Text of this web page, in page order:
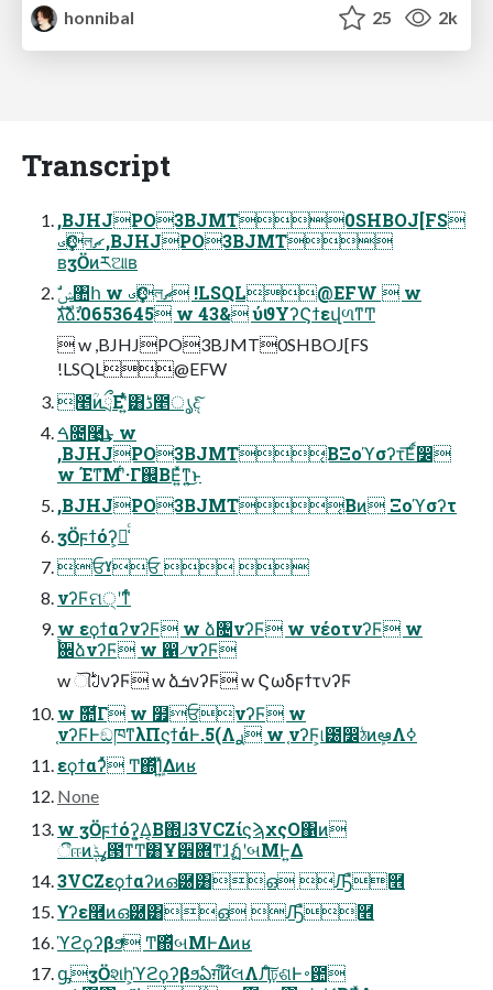
honnibal
25 2k
Transcript
,BJHJPO3BJMT0SHBOJ[FS
ࣉҪলޗ ,BJHJPO3BJMT
ʙӡӦͷཪଆʙ
גࣜձࣾ:0653645 w 43& ύϑΥʔϚϯεվળͳͲ
 w ,BJHJPO3BJMT0SHBOJ[FS
!LSQL@EFW
೥ؒͷྲྀΕʹ͍ͭͯ͸ڈ೥ൃදͨ͠
ࠓ೔࿩͢͜ͱ w
,BJHJPO3BJMT͔ΒΞοϓσʔτ͞Εͨࠩ෼
w Έͳ͞Μʹ͋·Γ஌ΒΕ͍ͯͳ͍͜ͱ
,BJHJPO3BJMT͔Βͷ Ξοϓσʔτ
ӡӦϝϯόʔ͕૿͑ͨ
ਓˠਓ  
νʔϜମ੍ʹͳͬͨ
w εϙϯαʔνʔϜ w ձ৔νʔϜ w νέοτνʔϜ w
࠙਌ձνʔϜ w ഑৴νʔϜ
w ୗࣇνʔϜ w ձܭνʔϜ w ϚωδϝϯτνʔϜ
w ݉೚͋Γ w ໿ਓνʔϜ w
֤νʔϜͰඞཁͳλΠϛϯάͰ.5(Λ࣮ࢪ w ֤νʔϜ͕୲౰෼ঠͷܾఆΛߦ͏
εϙϯαʔͬͯ Ͳ͏΍ܾͬͯΊ͍ͯΔͷʁ
None
w ӡӦϝϯόʔ͕͍Δ͔Β΍ɺ3VCZίϛϡχςΟ΁ͷ
ීஈͷߩݙ౓ͳͲ͸Ұ੾ؔ܎ͳ͘ɺެฏʹબΜͰ͍Δ
3VCZεϙϯαʔͷഒ཰͸ഒ Ԡื࿮
ϒʔε࿮ͷഒ཰͸ഒ Ԡื࿮
ϓϩϙʔβϧͬͯ Ͳ͏΍ͬͯબΜͰΔͷʁ
ᶃӡӦશһ͕ϓϩϙʔβϧఏग़ऀͷ໊લΛӅͨ͠ঢ়ଶͰ࠾఺